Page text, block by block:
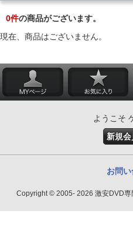
0件の商品がございます。
現在、商品はございません。
ようこそ
新規
お問
Copyright © 2005- 2026 激安DVD専